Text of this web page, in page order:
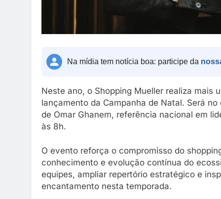
Na mídia tem notícia boa: participe da
Neste ano, o Shopping Mueller realiza mais
lançamento da Campanha de Natal. Será
de Omar Ghanem, referência nacional em
às 8h.
O evento reforça o compromisso do
conhecimento e evolução contínua do
equipes, ampliar repertório estratégico e
encantamento nesta temporada.